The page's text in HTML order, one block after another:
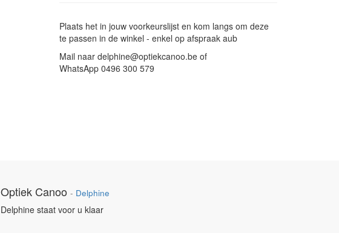
Plaats het in jouw voorkeurslijst en kom langs om deze
te passen in de winkel - enkel op afspraak aub
Mail naar delphine@optiekcanoo.be of
WhatsApp 0496 300 579
Optiek Canoo - Delphine
Delphine staat voor u klaar